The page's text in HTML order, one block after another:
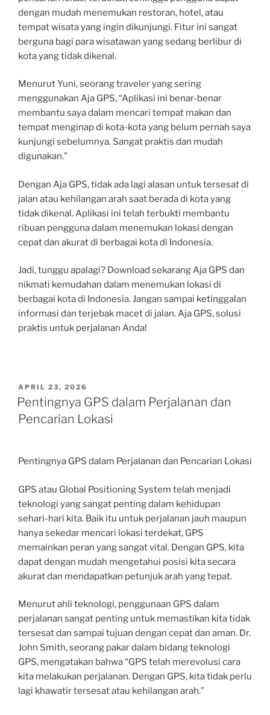
dengan mudah menemukan restoran, hotel, atau
tempat wisata yang ingin dikunjungi. Fitur ini sangat
berguna bagi para wisatawan yang sedang berlibur di
kota yang tidak dikenal.
Menurut Yuni, seorang traveler yang sering
menggunakan Aja GPS, “Aplikasi ini benar-benar
membantu saya dalam mencari tempat makan dan
tempat menginap di kota-kota yang belum pernah saya
kunjungi sebelumnya. Sangat praktis dan mudah
digunakan.”
Dengan Aja GPS, tidak ada lagi alasan untuk tersesat di
jalan atau kehilangan arah saat berada di kota yang
tidak dikenal. Aplikasi ini telah terbukti membantu
ribuan pengguna dalam menemukan lokasi dengan
cepat dan akurat di berbagai kota di Indonesia.
Jadi, tunggu apalagi? Download sekarang Aja GPS dan
nikmati kemudahan dalam menemukan lokasi di
berbagai kota di Indonesia. Jangan sampai ketinggalan
informasi dan terjebak macet di jalan. Aja GPS, solusi
praktis untuk perjalanan Anda!
POSTED
ON
APRIL 23, 2026
Pentingnya GPS dalam Perjalanan dan
Pencarian Lokasi
Pentingnya GPS dalam Perjalanan dan Pencarian Lokasi
GPS atau Global Positioning System telah menjadi
teknologi yang sangat penting dalam kehidupan
sehari-hari kita. Baik itu untuk perjalanan jauh maupun
hanya sekedar mencari lokasi terdekat, GPS
memainkan peran yang sangat vital. Dengan GPS, kita
dapat dengan mudah mengetahui posisi kita secara
akurat dan mendapatkan petunjuk arah yang tepat.
Menurut ahli teknologi, penggunaan GPS dalam
perjalanan sangat penting untuk memastikan kita tidak
tersesat dan sampai tujuan dengan cepat dan aman. Dr.
John Smith, seorang pakar dalam bidang teknologi
GPS, mengatakan bahwa “GPS telah merevolusi cara
kita melakukan perjalanan. Dengan GPS, kita tidak perlu
lagi khawatir tersesat atau kehilangan arah.”